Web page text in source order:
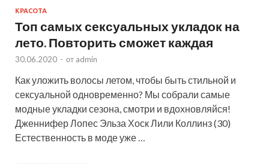
КРАСОТА
Топ самых сексуальных укладок на
лето. Повторить сможет каждая
30.06.2020 - от admin
Как уложить волосы летом, чтобы быть стильной и
сексуальной одновременно? Мы собрали самые
модные укладки сезона, смотри и вдохновляйся!
Дженнифер Лопес Эльза Хоск Лили Коллинз (30)
Естественность в моде уже …